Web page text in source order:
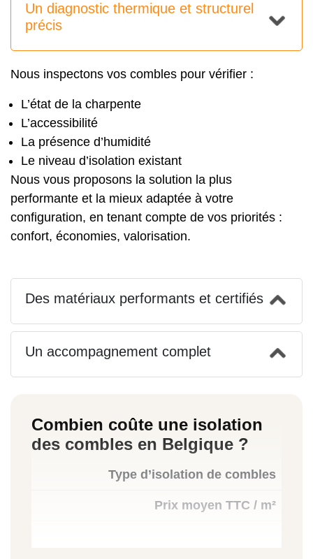
Un diagnostic thermique et structurel
précis
Nous inspectons vos combles pour vérifier :
L’état de la charpente
L’accessibilité
La présence d’humidité
Le niveau d’isolation existant
Nous vous proposons la solution la plus
performante et la mieux adaptée à votre
configuration, en tenant compte de vos priorités :
confort, économies, valorisation.
Des matériaux performants et certifiés
Un accompagnement complet
Combien coûte une isolation
des combles en Belgique ?
Type d’isolation de combles
Prix moyen TTC / m²